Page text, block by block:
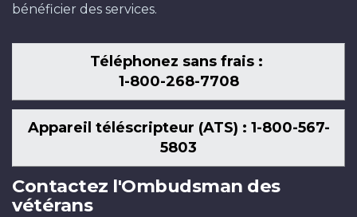
bénéficier des services.
Téléphonez sans frais :
1-800-268-7708
Appareil téléscripteur (ATS) : 1-800-567-
5803
Contactez l'Ombudsman des
vétérans